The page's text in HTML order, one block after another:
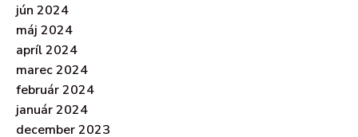
jún 2024
máj 2024
apríl 2024
marec 2024
február 2024
január 2024
december 2023